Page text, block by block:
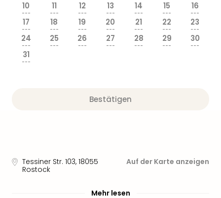
10
---
11
---
12
---
13
---
14
---
15
---
16
---
17
---
18
---
19
---
20
---
21
---
22
---
23
---
24
---
25
---
26
---
27
---
28
---
29
---
30
---
31
---
Bestätigen
Tessiner Str. 103, 18055
Rostock
Auf der Karte anzeigen
Mehr lesen